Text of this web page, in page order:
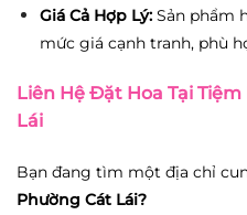
Giá Cả Hợp Lý:Sản phẩm
mức giá cạnh tranh, phù
Liên Hệ Đặt Hoa Tại
Lái
Bạn đang tìm một địa chỉ
Phường Cát Lái?